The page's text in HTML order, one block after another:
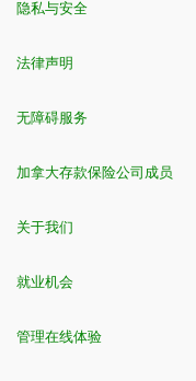
隐私与安全
法律声明
无障碍服务
加拿大存款保险公司成员
关于我们
就业机会
管理在线体验